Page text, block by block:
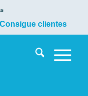
Consigue clientes